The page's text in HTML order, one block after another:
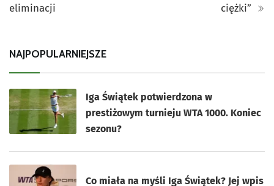
eliminacji
ciężki”
NAJPOPULARNIEJSZE
Iga Świątek potwierdzona w
prestiżowym turnieju WTA 1000. Koniec
sezonu?
Co miała na myśli Iga Świątek? Jej wpis